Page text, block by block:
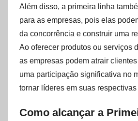
Além disso, a primeira linha
para as empresas, pois elas
da concorrência e construir uma
Ao oferecer produtos ou serviços
as empresas podem atrair
uma participação significativa no
tornar líderes em suas
Como alcançar a